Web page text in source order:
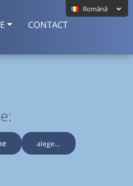
CONTACT
alege...